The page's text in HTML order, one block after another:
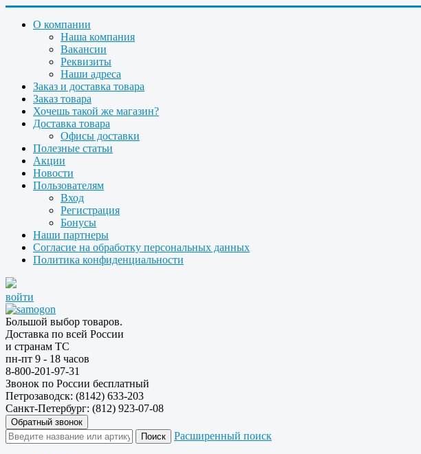
О компании
Наша компания
Вакансии
Реквизиты
Наши адреса
Заказ и доставка товара
Заказ товара
Хочешь такой же магазин?
Доставка товара
Офисы доставки
Полезные статьи
Акции
Новости
Пользователям
Вход
Регистрация
Бонусы
Наши партнеры
Согласие на обработку персональных данных
Политика конфиденциальности
войти
Большой выбор товаров.
Доставка по всей России
и странам ТС
пн-пт 9 - 18 часов
8-800-201-97-31
Звонок по России бесплатный
Петрозаводск: (8142) 633-203
Санкт-Петербург: (812) 923-07-08
Обратный звонок
Расширенный поиск